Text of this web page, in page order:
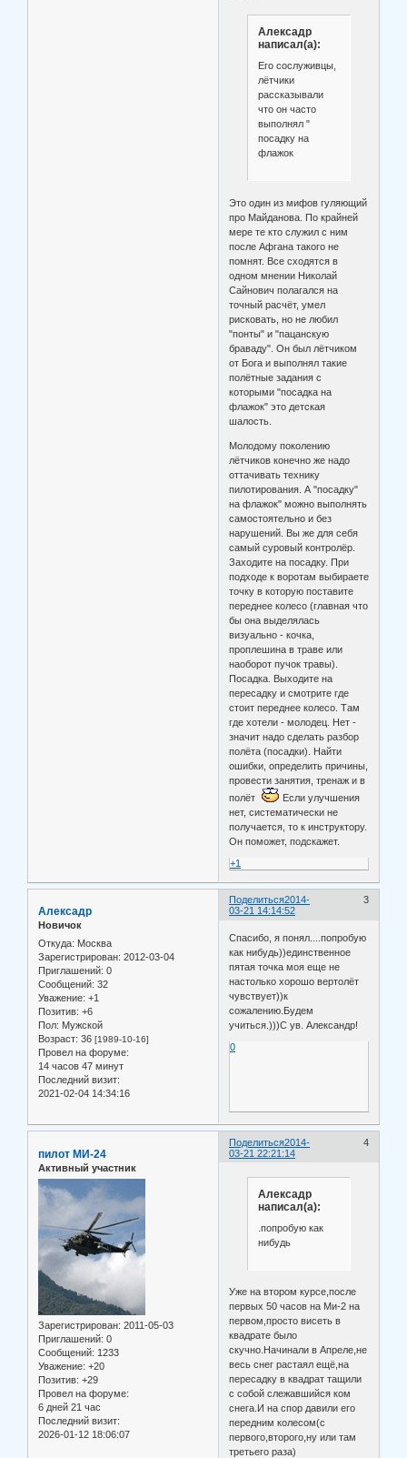
Алексадр
написал(а):
Его сослуживцы,
лётчики
рассказывали
что он часто
выполнял "
посадку на
флажок
Это один из мифов гуляющий
про Майданова. По крайней
мере те кто служил с ним
после Афгана такого не
помнят. Все сходятся в
одном мнении Николай
Сайнович полагался на
точный расчёт, умел
рисковать, но не любил
"понты" и "пацанскую
браваду". Он был лётчиком
от Бога и выполнял такие
полётные задания с
которыми "посадка на
флажок" это детская
шалость.
Молодому поколению
лётчиков конечно же надо
оттачивать технику
пилотирования. А "посадку"
на флажок" можно выполнять
самостоятельно и без
нарушений. Вы же для себя
самый суровый контролёр.
Заходите на посадку. При
подходе к воротам выбираете
точку в которую поставите
переднее колесо (главная что
бы она выделялась
визуально - кочка,
проплешина в траве или
наоборот пучок травы).
Посадка. Выходите на
пересадку и смотрите где
стоит переднее колесо. Там
где хотели - молодец. Нет -
значит надо сделать разбор
полёта (посадки). Найти
ошибки, определить причины,
провести занятия, тренаж и в
полёт
Если улучшения
нет, систематически не
получается, то к инструктору.
Он поможет, подскажет.
+1
Поделиться 3
2014-
03-21 14:14:52
Алексадр
Новичок
Откуда: Москва
Зарегистрирован: 2012-03-04
Приглашений: 0
Сообщений: 32
Уважение: +1
Позитив: +6
Пол: Мужской
Возраст: 36 [1989-10-16]
Провел на форуме:
14 часов 47 минут
Последний визит:
2021-02-04 14:34:16
Спасибо, я понял....попробую
как нибудь))единственное
пятая точка моя еще не
настолько хорошо вертолёт
чувствует))к
сожалению.Будем
учиться.)))С ув. Александр!
0
Поделиться 4
2014-
03-21 22:21:14
пилот МИ-24
Активный участник
Зарегистрирован: 2011-05-03
Приглашений: 0
Сообщений: 1233
Уважение: +20
Позитив: +29
Провел на форуме:
6 дней 21 час
Последний визит:
2026-01-12 18:06:07
Алексадр
написал(а):
.попробую как
нибудь
Уже на втором курсе,после
первых 50 часов на Ми-2 на
первом,просто висеть в
квадрате было
скучно.Начинали в Апреле,не
весь снег растаял ещё,на
пересадку в квадрат тащили
с собой слежавшийся ком
снега.И на спор давили его
передним колесом(с
первого,второго,ну или там
третьего раза)